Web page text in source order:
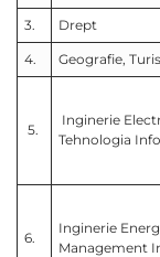
3. Drept
4. Geografie,
5.
Inginerie
Tehnologia
6.
Inginerie
Management